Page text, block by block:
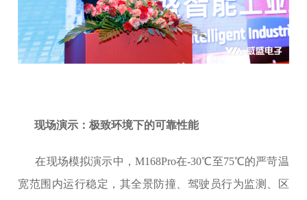
现场演示：极致环境下的可靠性能
在现场模拟演示中，M168Pro在-30℃至75℃的严苛温
宽范围内运行稳定，其全景防撞、驾驶员行为监测、区